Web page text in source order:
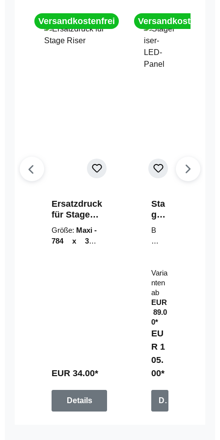
Versandkostenfrei
Ersatzdruck
für Stage
Riser
Größe: Maxi -
784 x 314
EUR 34.00*
Details
Versandkostenfrei
Sta
geri
ser-
LE
D-
el
B
un
mi
t
Fe
rn
be
di
en
u
n
g
Varia
nten
ab
EUR
89.0
0*
EU
R 1
05.
00*
Details